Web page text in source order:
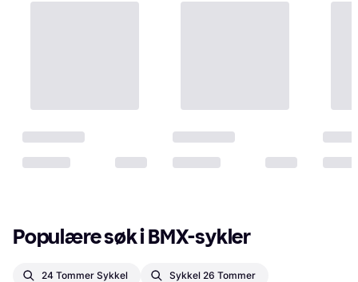
Populære søk i BMX-sykler
24 Tommer Sykkel Sykkel 26 Tommer